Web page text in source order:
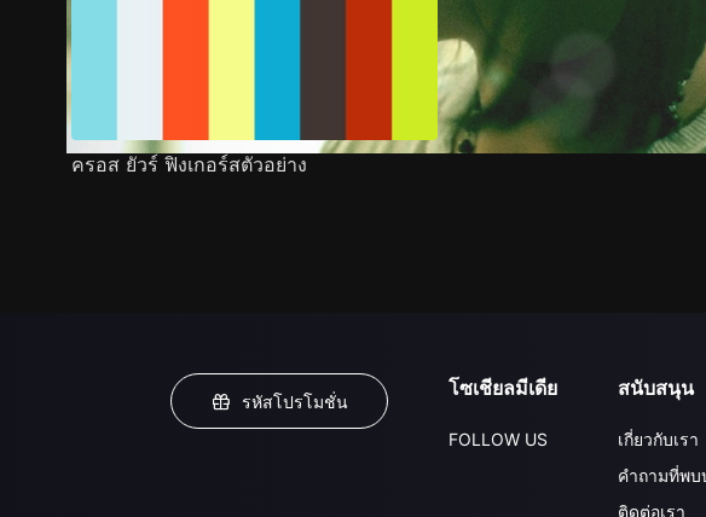
ครอส ยัวร์ ฟิงเกอร์สตัวอย่าง
รหัสโปรโมชั่น
โซเชียลมีเดีย
FOLLOW US
สนับสนุน
เกี่ยวกับเรา
คำถามที่พบ
ติดต่อเรา